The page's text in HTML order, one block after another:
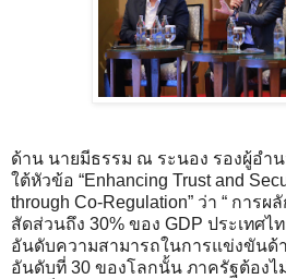
ด้าน นายมีธรรม ณ ระนอง รองผู้อำ
ใต้หัวข้อ “Enhancing Trust and
through Co-Regulation” ว่า “ การ
สัดส่วนถึง 30% ของ GDP ประเทศไ
อันดับความสามารถในการแข่งขันด้
อันดับที่ 30 ของโลกนั้น ภาครัฐต้อ